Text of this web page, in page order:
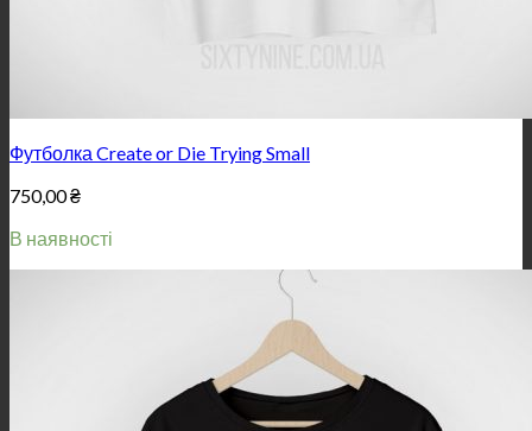
Футболка Create or Die Trying Small
750,00₴
В наявності